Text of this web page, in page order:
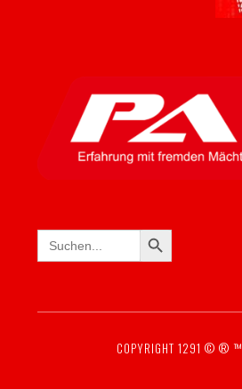
Search
for:
SEARCH BUTTON
COPYRIGHT 1291 © ® ™